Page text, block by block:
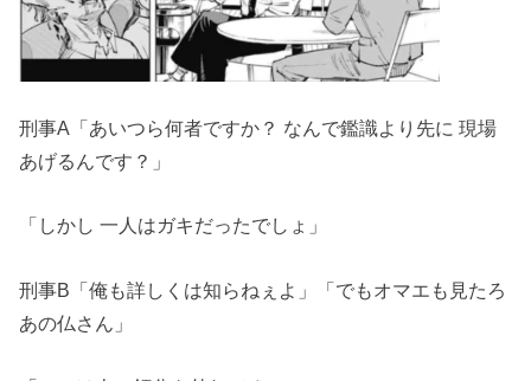
刑事A「あいつら何者ですか？ なんで鑑識より先に 現場
あげるんです？」
「しかし 一人はガキだったでしょ」
刑事B「俺も詳しくは知らねぇよ」「でもオマエも見たろ
あの仏さん」